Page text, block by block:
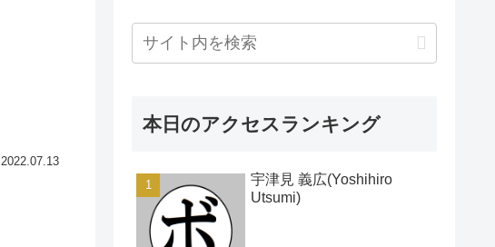
2022.07.13
本日のアクセスランキング
宇津見 義広(Yoshihiro
Utsumi)